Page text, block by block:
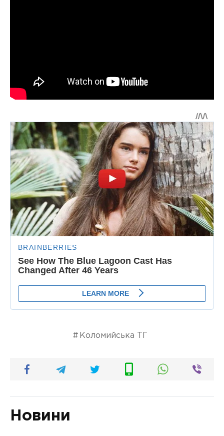
Коломийська ТГ
Новини